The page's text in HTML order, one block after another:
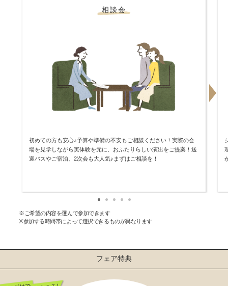
相談会
初めての方も安心♪予算や準備の不安もご相談ください！実際の会
場を見学しながら実体験を元に、おふたりらしい演出をご提案！送
迎バスやご宿泊、2次会も大人気♪まずはご相談を！
※ご希望の内容を選んで参加できます
※参加する時間帯によって選択できるものが異なります
フェア特典